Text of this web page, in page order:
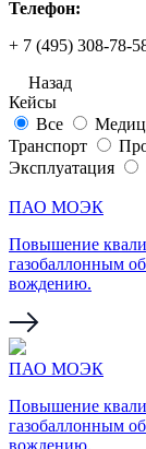
Телефон:
+ 7 (495) 308-78-
Назад
Кейсы
Все
Транспорт
Эксплуатация
ПАО МОЭК
Повышение
газобаллонным
вождению.
ПАО МОЭК
Повышение
газобаллонным
вождению.